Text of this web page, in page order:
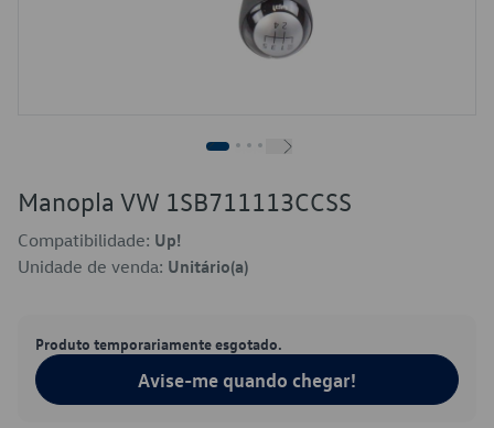
Manopla VW 1SB711113CCSS
Compatibilidade: Up!
Unidade de venda: Unitário(a)
Produto temporariamente esgotado.
Avise-me quando chegar!